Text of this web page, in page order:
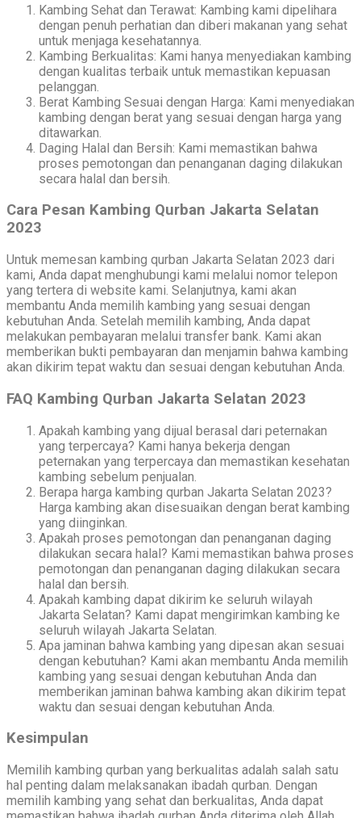
Kambing Sehat dan Terawat: Kambing kami dipelihara
dengan penuh perhatian dan diberi makanan yang sehat
untuk menjaga kesehatannya.
Kambing Berkualitas: Kami hanya menyediakan kambing
dengan kualitas terbaik untuk memastikan kepuasan
pelanggan.
Berat Kambing Sesuai dengan Harga: Kami menyediakan
kambing dengan berat yang sesuai dengan harga yang
ditawarkan.
Daging Halal dan Bersih: Kami memastikan bahwa
proses pemotongan dan penanganan daging dilakukan
secara halal dan bersih.
Cara Pesan Kambing Qurban Jakarta Selatan
2023
Untuk memesan kambing qurban Jakarta Selatan 2023 dari
kami, Anda dapat menghubungi kami melalui nomor telepon
yang tertera di website kami. Selanjutnya, kami akan
membantu Anda memilih kambing yang sesuai dengan
kebutuhan Anda. Setelah memilih kambing, Anda dapat
melakukan pembayaran melalui transfer bank. Kami akan
memberikan bukti pembayaran dan menjamin bahwa kambing
akan dikirim tepat waktu dan sesuai dengan kebutuhan Anda.
FAQ Kambing Qurban Jakarta Selatan 2023
Apakah kambing yang dijual berasal dari peternakan
yang terpercaya? Kami hanya bekerja dengan
peternakan yang terpercaya dan memastikan kesehatan
kambing sebelum penjualan.
Berapa harga kambing qurban Jakarta Selatan 2023?
Harga kambing akan disesuaikan dengan berat kambing
yang diinginkan.
Apakah proses pemotongan dan penanganan daging
dilakukan secara halal? Kami memastikan bahwa proses
pemotongan dan penanganan daging dilakukan secara
halal dan bersih.
Apakah kambing dapat dikirim ke seluruh wilayah
Jakarta Selatan? Kami dapat mengirimkan kambing ke
seluruh wilayah Jakarta Selatan.
Apa jaminan bahwa kambing yang dipesan akan sesuai
dengan kebutuhan? Kami akan membantu Anda memilih
kambing yang sesuai dengan kebutuhan Anda dan
memberikan jaminan bahwa kambing akan dikirim tepat
waktu dan sesuai dengan kebutuhan Anda.
Kesimpulan
Memilih kambing qurban yang berkualitas adalah salah satu
hal penting dalam melaksanakan ibadah qurban. Dengan
memilih kambing yang sehat dan berkualitas, Anda dapat